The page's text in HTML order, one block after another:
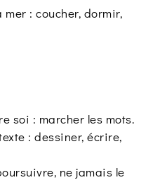
: coucher, dormir,
soi : marcher les mots.
: dessiner, écrire,
ne jamais le